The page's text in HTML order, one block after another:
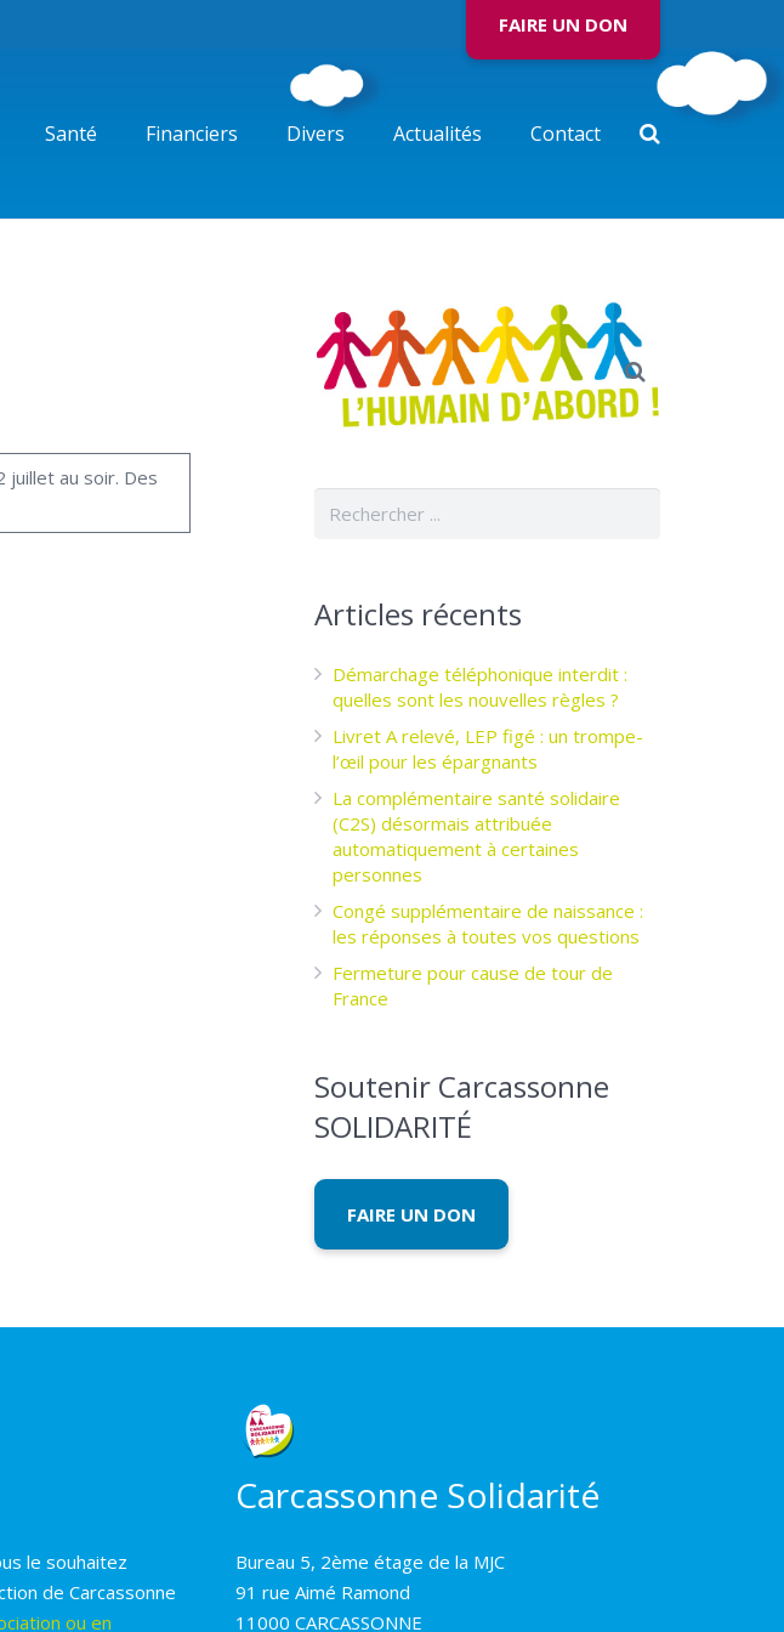
FAIRE UN DON
Santé Financiers Divers Actualités Contact
au soir. Des
Articles récents
Démarchage téléphonique interdit :
quelles sont les nouvelles règles ?
Livret A relevé, LEP figé : un trompe-
l’œil pour les épargnants ­
La complémentaire santé solidaire
(C2S) désormais attribuée
automatiquement à certaines
personnes
Congé supplémentaire de naissance :
les réponses à toutes vos questions
Fermeture pour cause de tour de
France
Soutenir Carcassonne
SOLIDARITÉ
FAIRE UN DON
le souhaitez
de Carcassonne
ou en
Carcassonne Solidarité
Bureau 5, 2ème étage de la MJC
91 rue Aimé Ramond
11000 CARCASSONNE